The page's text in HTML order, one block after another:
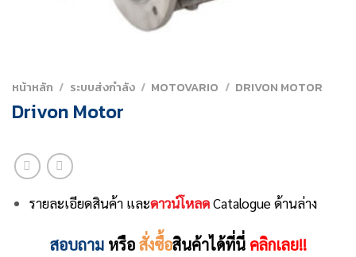
หน้าหลัก / ระบบส่งกำลัง / MOTOVARIO / DRIVON MOTOR
Drivon Motor
รายละเอียดสินค้า และดาวน์โหลดCatalogue ด้านล่าง
สอบถาม หรือ สั่งซื้อสินค้าได้ที่นี่ คลิกเลย!!